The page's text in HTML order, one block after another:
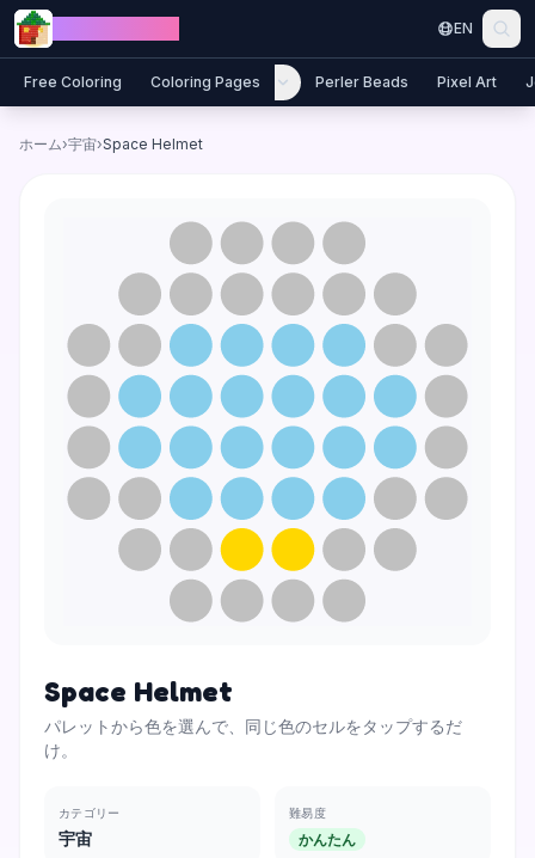
Skip to content
EN
Free Coloring Coloring Pages Perler Beads Pixel Art
ホーム›宇宙›Space Helmet
Space Helmet
パレットから色を選んで、同じ色のセルをタップするだ
け。
カテゴリー
宇宙
難易度
かんたん